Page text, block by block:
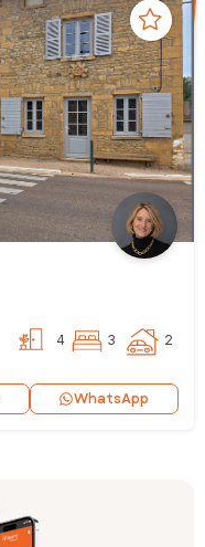
4 3 2
WhatsApp